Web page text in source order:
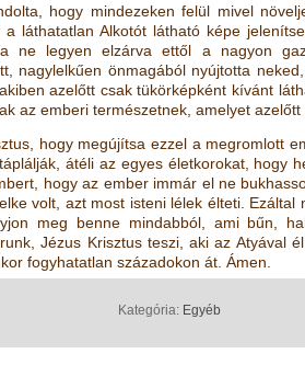
hogy mindezeken felül mivel
a láthatatlan Alkotót látható képe
ne legyen elzárva ettől a nagyon
nagylelkűen önmagából nyújtotta
azelőtt csak tükörképként kívánt
az emberi természetnek, amelyet
hogy megújítsa ezzel a megromlott
átéli az egyes életkorokat, hogy
hogy az ember immár el ne
volt, azt most isteni lélek élteti.
meg benne mindabból, ami bűn,
Jézus Krisztus teszi, aki az Atyával
fogyhatatlan századokon át. Ámen.
Kategória: Egyéb